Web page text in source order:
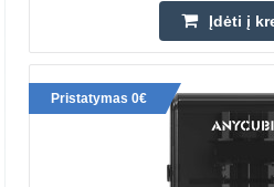
ELEGOO Saturn 4 3D
ELEGOO Saturn 4 3D
Įdėti į
Pristatymas 0€